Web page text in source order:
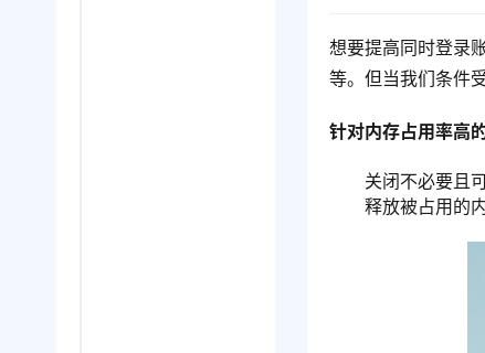
想要提高同时登录
等。但当我们条件
针对内存占用率高
关闭不必要且
释放被占用的